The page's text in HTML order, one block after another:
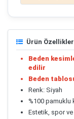
Ürün
Beden
edilir
Beden
Renk: Siyah
%100 pamuklu
Estetik, spor